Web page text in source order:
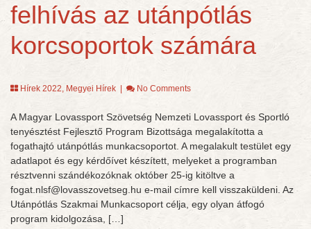
felhívás az utánpótlás
korcsoportok számára
Hírek 2022, Megyei Hírek No Comments
A Magyar Lovassport Szövetség Nemzeti Lovassport és Sportló
tenyésztést Fejlesztő Program Bizottsága megalakította a
fogathajtó utánpótlás munkacsoportot. A megalakult testület egy
adatlapot és egy kérdőívet készített, melyeket a programban
résztvenni szándékozóknak október 25-ig kitöltve a
fogat.nlsf@lovasszovetseg.hu e-mail címre kell visszaküldeni. Az
Utánpótlás Szakmai Munkacsoport célja, egy olyan átfogó
program kidolgozása, […]